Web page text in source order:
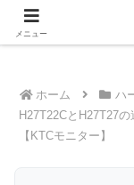
Tech×AIメ
ホーム ハ
H27T22CとH27T27
【KTCモニター】
メニュー